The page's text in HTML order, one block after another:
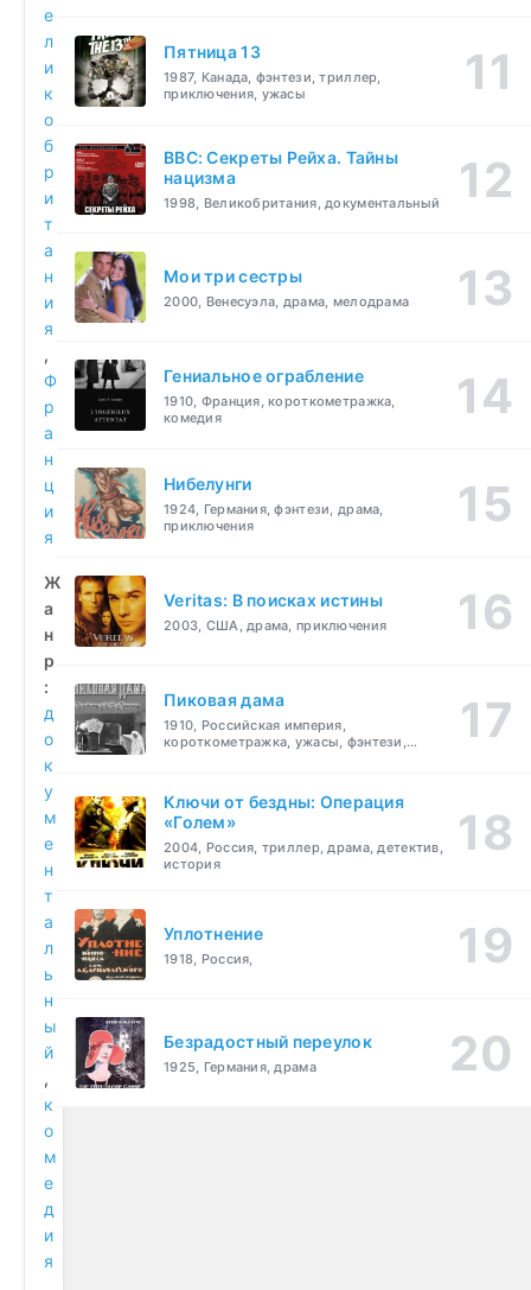
е
л
и
к
о
б
р
и
т
а
н
и
я
,
Ф
р
а
н
ц
и
я
Ж
а
н
р
:
д
о
к
у
м
е
н
т
а
л
ь
н
ы
й
,
к
о
м
е
д
и
я
Пятница 13
1987, Канада, фэнтези, триллер,
приключения, ужасы
BBC: Секреты Рейха. Тайны
нацизма
1998, Великобритания, документальный
Мои три сестры
2000, Венесуэла, драма, мелодрама
Гениальное ограбление
1910, Франция, короткометражка,
комедия
Нибелунги
1924, Германия, фэнтези, драма,
приключения
Veritas: В поисках истины
2003, США, драма, приключения
Пиковая дама
1910, Российская империя,
короткометражка, ужасы, фэнтези,
Ключи от бездны: Операция
«Голем»
2004, Россия, триллер, драма, детектив,
история
Уплотнение
1918, Россия,
Безрадостный переулок
1925, Германия, драма